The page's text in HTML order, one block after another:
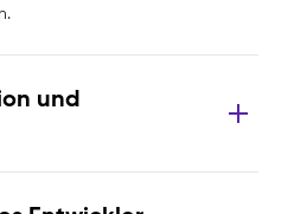
und